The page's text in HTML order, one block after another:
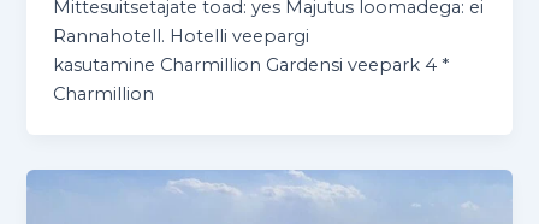
Mittesuitsetajate toad: yes Majutus loomadega: ei
Rannahotell. Hotelli veepargi
kasutamine Charmillion Gardensi veepark 4 *
Charmillion